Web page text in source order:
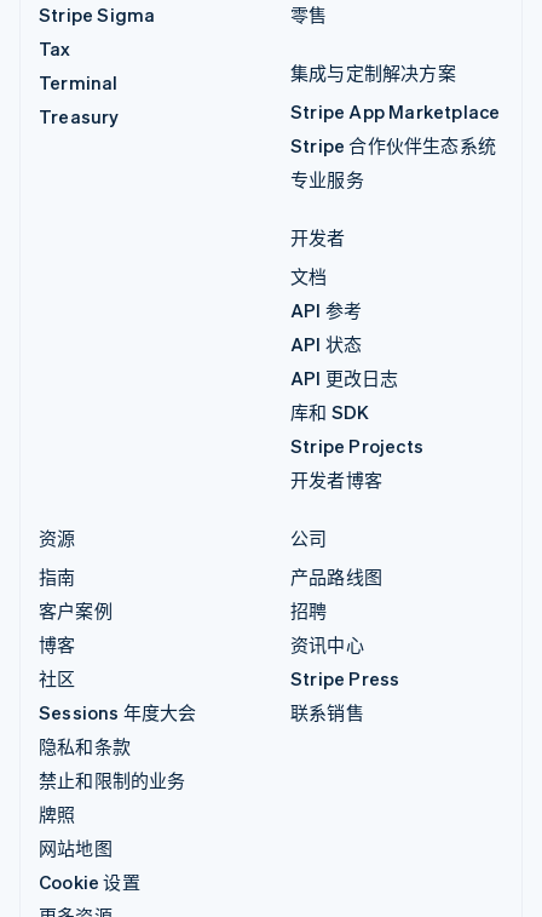
Stripe Sigma
Tax
Terminal
Treasury
零售
集成与定制解决方案
Stripe App Marketplace
Stripe 合作伙伴生态系统
专业服务
开发者
文档
API 参考
API 状态
API 更改日志
库和 SDK
Stripe Projects
开发者博客
资源
指南
客户案例
博客
社区
Sessions 年度大会
隐私和条款
禁止和限制的业务
牌照
网站地图
Cookie 设置
公司
产品路线图
招聘
资讯中心
Stripe Press
联系销售